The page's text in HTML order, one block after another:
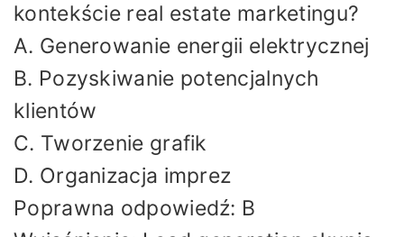
kontekście real estate marketingu?
A. Generowanie energii elektrycznej
B. Pozyskiwanie potencjalnych
klientów
C. Tworzenie grafik
D. Organizacja imprez
Poprawna odpowiedź: B